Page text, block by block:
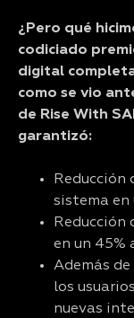
¿Pero qué
codiciado
digital
como se vio
de Rise With
garantizó:
Reducción
sistema en
Reducción
en un 45%
Además
los
nuevas